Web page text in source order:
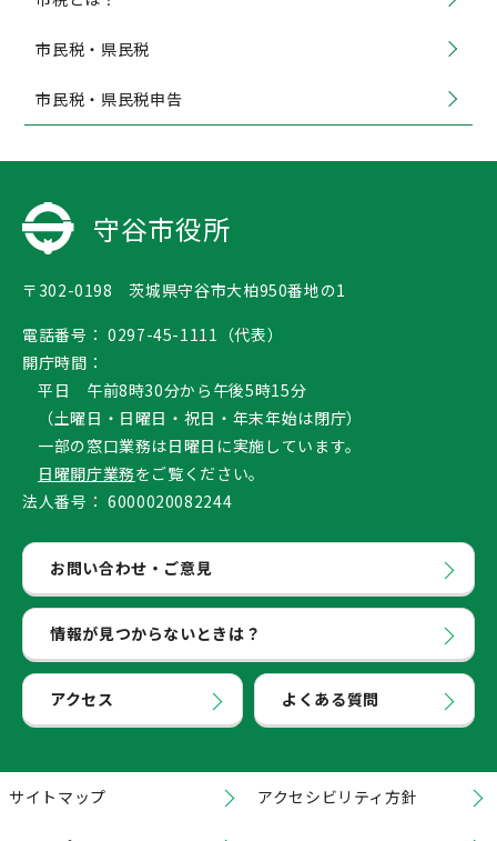
市民税・県民税
市民税・県民税申告
守谷市役所
〒302-0198 茨城県守谷市大柏950番地の1
電話番号： 0297-45-1111（代表）
開庁時間：
平日 午前8時30分から午後5時15分
（土曜日・日曜日・祝日・年末年始は閉庁）
一部の窓口業務は日曜日に実施しています。
日曜開庁業務をご覧ください。
法人番号： 6000020082244
お問い合わせ・ご意見
情報が見つからないときは？
アクセス よくある質問
サイトマップ アクセシビリティ方針